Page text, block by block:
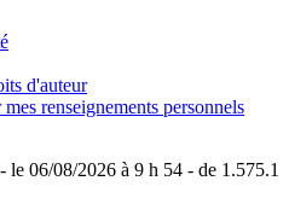
d'auteur
renseignements personnels
06/08/2026 à 9 h 54 - de 1.575.1